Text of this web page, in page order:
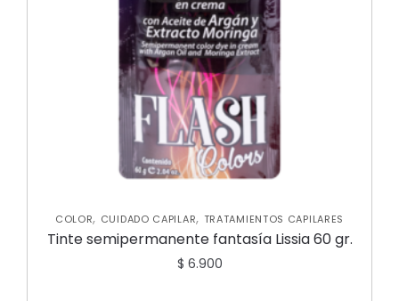
COLOR, CUIDADO CAPILAR, TRATAMIENTOS CAPILARES
Tinte semipermanente fantasía Lissia 60 gr.
$ 6.900